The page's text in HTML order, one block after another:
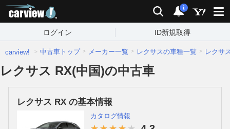
検索 通知
i
ログイン ID新規取得
carview! 中古車トップ メーカー一覧 レクサスの車種一覧 レクサ
レクサス RX(中国)の中古車
レクサス RX の基本情報
カタログ情報